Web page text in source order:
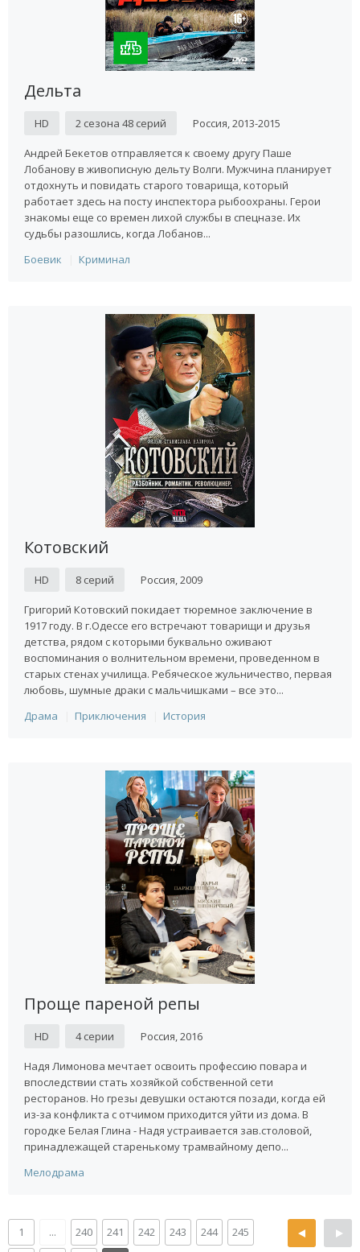
Дельта
HD 2 сезона 48 серий Россия, 2013-2015
Андрей Бекетов отправляется к своему другу Паше
Лобанову в живописную дельту Волги. Мужчина планирует
отдохнуть и повидать старого товарища, который
работает здесь на посту инспектора рыбоохраны. Герои
знакомы еще со времен лихой службы в спецназе. Их
судьбы разошлись, когда Лобанов...
Боевик
Криминал
Котовский
HD 8 серий Россия, 2009
Григорий Котовский покидает тюремное заключение в
1917 году. В г.Одессе его встречают товарищи и друзья
детства, рядом с которыми буквально оживают
воспоминания о волнительном времени, проведенном в
старых стенах училища. Ребяческое жульничество, первая
любовь, шумные драки с мальчишками – все это...
Драма
Приключения История
Проще пареной репы
HD 4 серии Россия, 2016
Надя Лимонова мечтает освоить профессию повара и
впоследствии стать хозяйкой собственной сети
ресторанов. Но грезы девушки остаются позади, когда ей
из-за конфликта с отчимом приходится уйти из дома. В
городке Белая Глина - Надя устраивается зав.столовой,
принадлежащей старенькому трамвайному депо...
Мелодрама
1 ... 240 241 242 243 244
245